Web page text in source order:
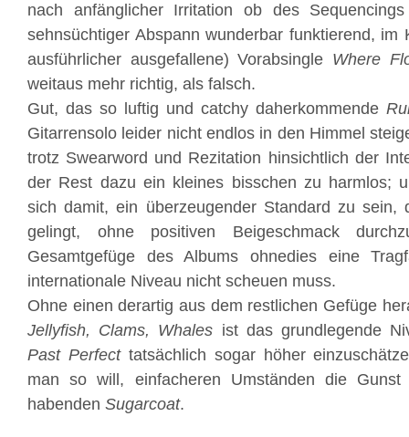
nach anfänglicher Irritation ob des
sehnsüchtiger Abspann wunderbar funktierend, im
ausführlicher ausgefallene) Vorabsingle Where
weitaus mehr richtig, als falsch.
Gut, das so luftig und catchy daherkommende
Gitarrensolo leider nicht endlos in den Himmel
trotz Swearword und Rezitation hinsichtlich der
der Rest dazu ein kleines bisschen zu harmlos;
sich damit, ein überzeugender Standard zu sein,
gelingt, ohne positiven Beigeschmack
Gesamtgefüge des Albums ohnedies eine
internationale Niveau nicht scheuen muss.
Ohne einen derartig aus dem restlichen Gefüge
Jellyfish, Clams, Whales ist das grundlegende
Past Perfecttatsächlich sogar höher
man so will, einfacheren Umständen die
habenden Sugarcoat.